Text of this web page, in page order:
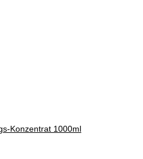
Konzentrat 1000ml